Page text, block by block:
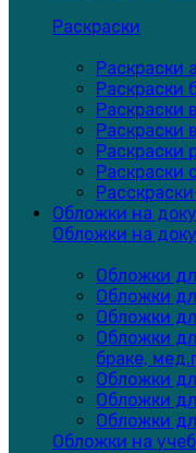
Раскраски
Раскраски
Раскраски
Раскраски
Раскраски
Раскраски
Раскраски
Обложки на
Обложки на
Обложки
Обложки
Обложки
Обложки
браке,
Обложки
Обложки
Обложки
Обложки на